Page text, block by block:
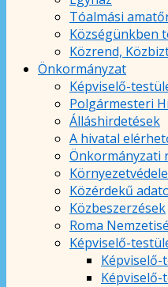
Tóalmási
Községünkben
Közrend,
Önkormányzat
Képviselő-
Polgármesteri
Álláshirdetések
A hivatal
Önkormányzati
Közérdekű
Közbeszerzések
Roma
Képviselő-